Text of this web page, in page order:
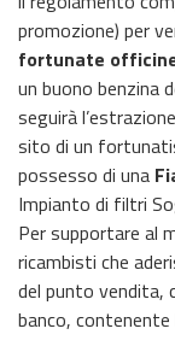
promozione) per
fortunate
un buono benzina
seguirà
sito di un
possesso di una
Impianto di filtri
Per supportare al
ricambisti che
del punto vendita,
banco,